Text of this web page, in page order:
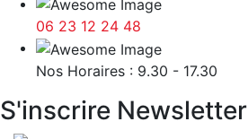
06 23 12 24 48
Nos Horaires : 9.30 - 17.30
S'inscrire Newsletter